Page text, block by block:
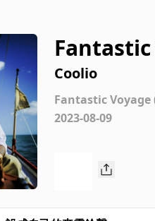
Coolio
Fantastic Voyage
2023-08-09